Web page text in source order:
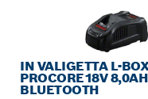
IN VALIGETTA L-
PROCORE18V
BLUETOOTH